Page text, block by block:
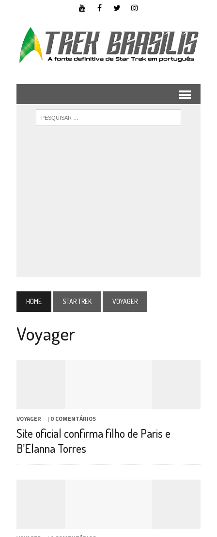
HOME STAR TREK VOYAGER
Voyager
VOYAGER | 0 COMENTÁRIOS
Site oficial confirma filho de Paris e
B’Elanna Torres